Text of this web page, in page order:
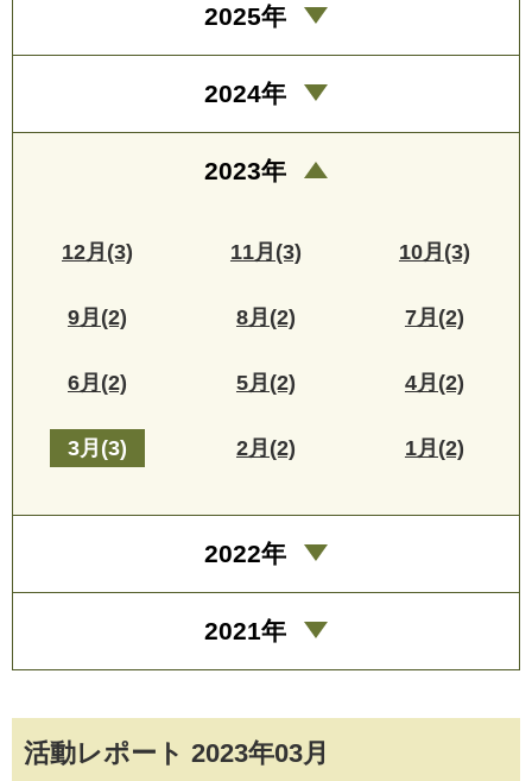
活動レポート 2023年03月
2025年
2024年
2023年
12月(3) 11月(3) 10月(3)
9月(2) 8月(2) 7月(2)
6月(2) 5月(2) 4月(2)
3月(3) 2月(2) 1月(2)
2022年
2021年